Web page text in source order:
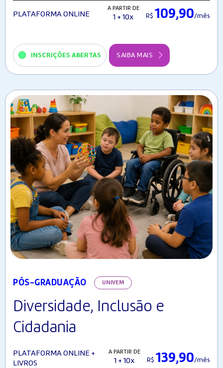
PLATAFORMA ONLINE
A PARTIR DE
1 + 10x R$ 109,90/mês
INSCRIÇÕES ABERTAS SAIBA MAIS
PÓS-GRADUAÇÃO UNIVEM
Diversidade, Inclusão e
Cidadania
PLATAFORMA ONLINE +
LIVROS
A PARTIR DE
1 + 10x R$ 139,90/mês